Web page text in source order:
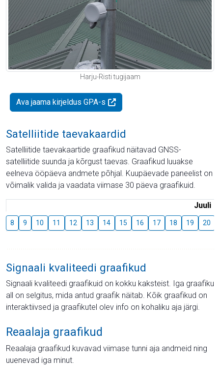
Harju-Risti tugijaam
Ava jaama kirjeldus GPA-s
Satelliitide taevakaardid
Satelliitide taevakaartide graafikud näitavad GNSS-
satelliitide suunda ja kõrgust taevas. Graafikud luuakse
eelneva ööpäeva andmete põhjal. Kuupäevade paneelist on
võimalik valida ja vaadata viimase 30 päeva graafikuid.
Juuli
8 9 10 11 12 13 14 15 16 17 18 19 20
Signaali kvaliteedi graafikud
Signaali kvaliteedi graafikuid on kokku kaksteist. Iga graafiku
all on selgitus, mida antud graafik näitab. Kõik graafikud on
interaktiivsed ja graafikutel olev info on kohaliku aja järgi.
Reaalaja graafikud
Reaalaja graafikud kuvavad viimase tunni aja andmeid ning
uuenevad iga minut.